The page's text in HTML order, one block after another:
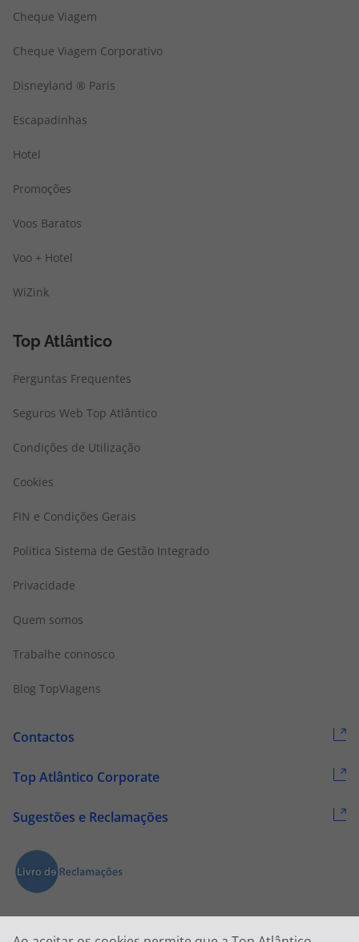
Cheque Viagem
Cheque Viagem Corporativo
Disneyland ® Paris
Escapadinhas
Hotel
Promoções
Voos Baratos
Voo + Hotel
WiZink
Top Atlântico
Perguntas Frequentes
Seguros Web Top Atlântico
Condições de Utilização
Cookies
FIN e Condições Gerais
Politica Sistema de Gestão Integrado
Privacidade
Quem somos
Trabalhe connosco
Blog TopViagens
Contactos
Top Atlântico Corporate
Sugestões e Reclamações